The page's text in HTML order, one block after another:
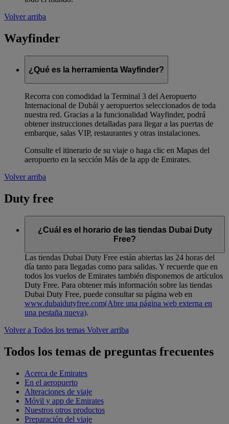
Volver arriba
Wayfinder
¿Qué es la herramienta Wayfinder?
Recorra con comodidad la Terminal 3 del Aeropuerto
Internacional de Dubái y aeropuertos seleccionados de toda
nuestra red. Gracias a la funcionalidad Wayfinder, podrá
obtener instrucciones detalladas para llegar a las puertas de
embarque, salas VIP, restaurantes y otras instalaciones.
Consulte el itinerario de su viaje o haga clic en Mapas del
aeropuerto en la sección Más de la app de Emirates.
Volver arriba
Duty free
¿Cuál es el horario de las tiendas Dubai Duty
Free?
Las tiendas Dubai Duty Free están abiertas las 24 horas del
día tanto para llegadas como para salidas. Y recuerde que en
todos los vuelos de Emirates también disponemos de artículos
Duty Free. Para obtener más información sobre las tiendas
Dubai Duty Free, puede consultar su página web en
www.dubaidutyfree.com(Abre una página web externa en
una pestaña nueva).
Volver a Todos los temas Volver arriba
Todos los temas de preguntas frecuentes
Acerca de Emirates
En el aeropuerto
Alteraciones de viaje
Móvil y app de Emirates
Nuestros otros productos
Preparación del viaje